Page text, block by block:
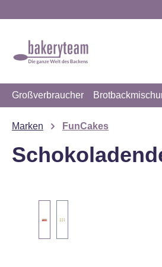
Großverbraucher
Marken FunCakes